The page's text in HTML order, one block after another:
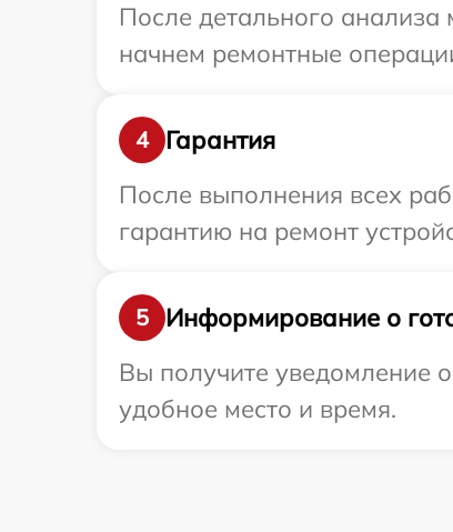
После детального
начнем ремонтные
4
Гарантия
После выполнения всех
гарантию на ремонт
5
Информирование о
Вы получите уведомление
удобное место и время.